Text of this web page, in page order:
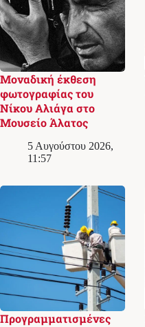
Μοναδική έκθεση
φωτογραφίας του
Νίκου Αλιάγα στο
Μουσείο Άλατος
5 Αυγούστου 2026,
11:57
Προγραμματισμένες